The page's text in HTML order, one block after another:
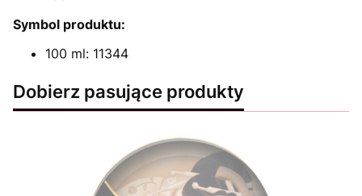
Symbol produktu:
100 ml: 11344
Dobierz pasujące produkty